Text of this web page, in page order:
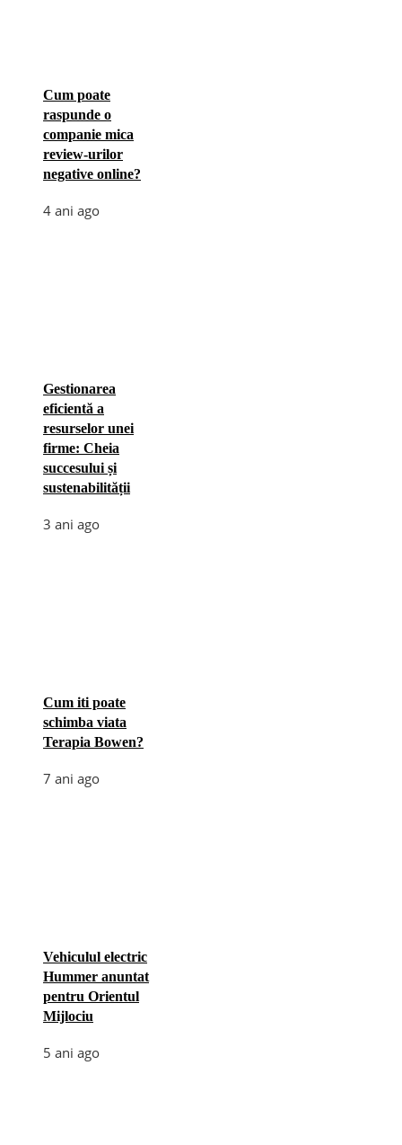
Cum poate
raspunde o
companie mica
review-urilor
negative online?
4 ani ago
Gestionarea
eficientă a
resurselor unei
firme: Cheia
succesului și
sustenabilității
3 ani ago
Cum iti poate
schimba viata
Terapia Bowen?
7 ani ago
Vehiculul electric
Hummer anuntat
pentru Orientul
Mijlociu
5 ani ago